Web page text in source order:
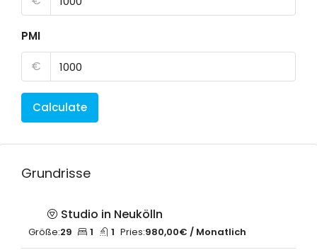
PMI
€
Calculate
Grundrisse
Studio in Neukölln
Größe:29 1 1 Pries:980,00€ / Monatlich